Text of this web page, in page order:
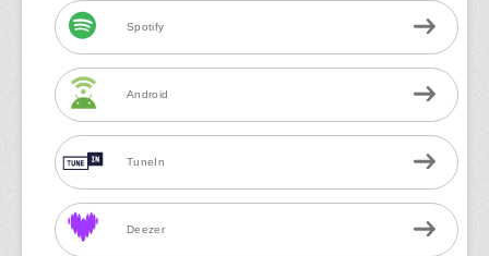
Spotify
Android
TuneIn
Deezer